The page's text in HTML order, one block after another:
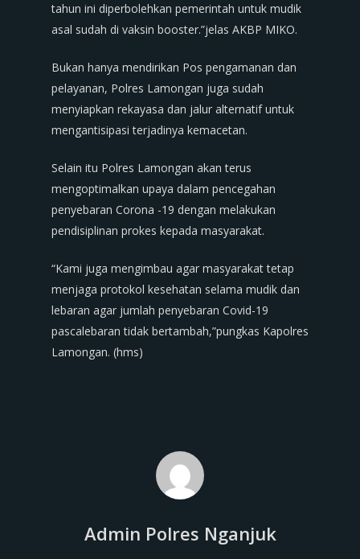
tahun ini diperbolehkan pemerintah untuk mudik
asal sudah di vaksin booster.”jelas AKBP MIKO.
Bukan hanya mendirikan Pos pengamanan dan
pelayanan, Polres Lamongan juga sudah
menyiapkan rekayasa dan jalur alternatif untuk
mengantisipasi terjadinya kemacetan.
Selain itu Polres Lamongan akan terus
mengoptimalkan upaya dalam pencegahan
penyebaran Corona -19 dengan melakukan
pendisiplinan prokes kepada masyarakat.
“Kami juga mengimbau agar masyarakat tetap
menjaga protokol kesehatan selama mudik dan
lebaran agar jumlah penyebaran Covid-19
pascalebaran tidak bertambah,”pungkas Kapolres
Lamongan. (hms)
Admin Polres Nganjuk